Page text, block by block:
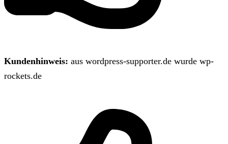
Kundenhinweis: aus wordpress-supporter.de wurde wp-
rockets.de